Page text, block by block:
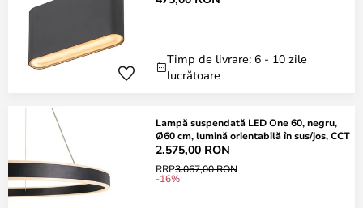
Timp de livrare: 6 - 10 zile
lucrătoare
Lampă suspendată LED One 60, negru,
Ø60 cm, lumină orientabilă în sus/jos, CCT
2.575,00 RON
RRP3.067,00 RON
-16%